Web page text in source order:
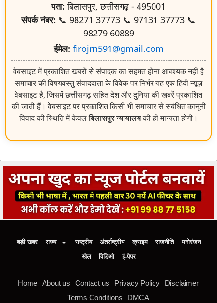
पता: बिलासपुर, छत्तीसगढ़ - 495001
संपर्क नंबर: 📞 98271 37773 📞 97131 37773 📞
98279 60889
ईमेल: firojrn591@gmail.com
वेबसाइट में प्रकाशित खबरों से संपादक का सहमत होना आवश्यक नहीं है
समाचार की विषयवस्तु संवाददाता के विवेक पर निर्भर यह एक हिंदी न्यूज़
वेबसाइट है, जिसमें छत्तीसगढ़ सहित देश और दुनिया की खबरें प्रकाशित
की जाती हैं। वेबसाइट पर प्रकाशित किसी भी समाचार से संबंधित कानूनी
विवाद की स्थिति में केवलबिलासपुर न्यायालयकी ही मान्यता होगी।
बड़ी खबर राज्य राष्ट्रीय अंतर्राष्ट्रीय क्राइम राजनीति
मनोरंजन
खेल
विडिओ ई-पेपर
Home About us Contact us Privacy Policy
Disclaimer
Terms Conditions
DMCA